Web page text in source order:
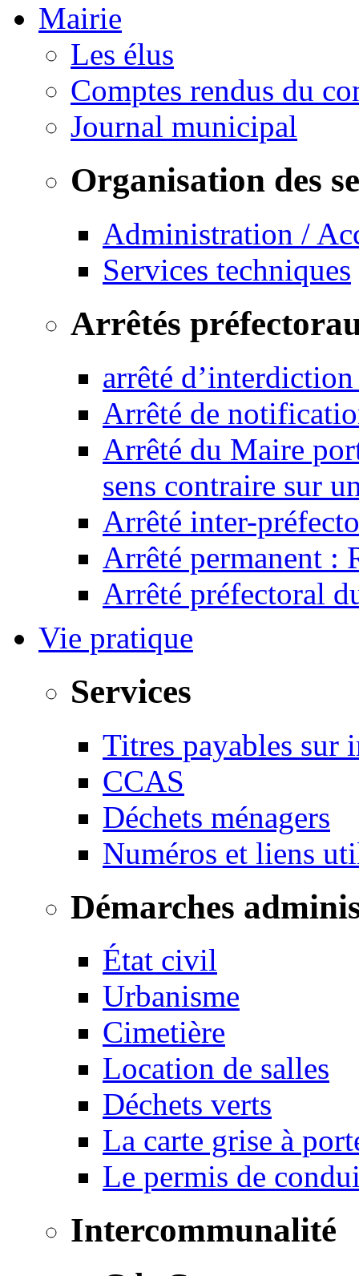
Mairie
Les élus
Comptes rendus du
Journal municipal
Organisation des
Administration /
Services techniques
Arrêtés
arrêté
Arrêté de
Arrêté du Maire
sens contraire sur
Arrêté inter-
Arrêté permanent :
Arrêté préfectoral
Vie pratique
Services
Titres payables sur
CCAS
Déchets ménagers
Numéros et liens
Démarches
État civil
Urbanisme
Cimetière
Location de salles
Déchets verts
La carte grise à
Le permis de
Intercommunalité